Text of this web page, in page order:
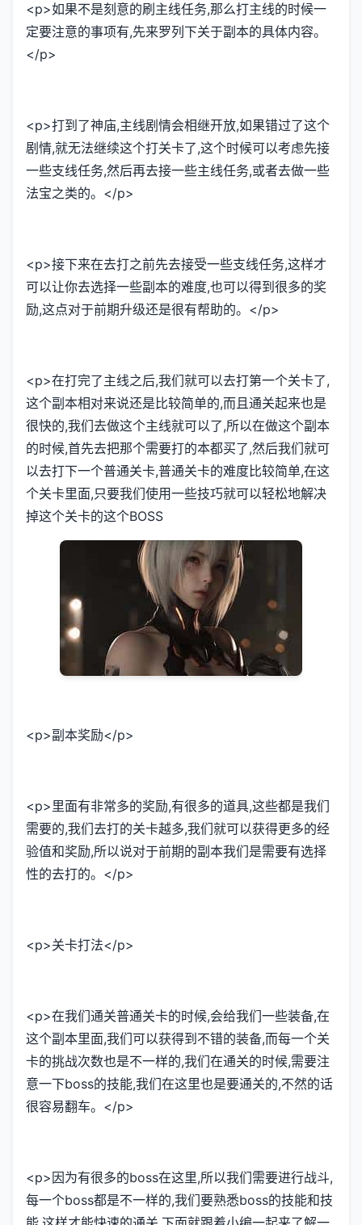
<p>如果不是刻意的刷主线任务,那么打主线的时候一
定要注意的事项有,先来罗列下关于副本的具体内容。
</p>
<p>打到了神庙,主线剧情会相继开放,如果错过了这个
剧情,就无法继续这个打关卡了,这个时候可以考虑先接
一些支线任务,然后再去接一些主线任务,或者去做一些
法宝之类的。</p>
<p>接下来在去打之前先去接受一些支线任务,这样才
可以让你去选择一些副本的难度,也可以得到很多的奖
励,这点对于前期升级还是很有帮助的。</p>
<p>在打完了主线之后,我们就可以去打第一个关卡了,
这个副本相对来说还是比较简单的,而且通关起来也是
很快的,我们去做这个主线就可以了,所以在做这个副本
的时候,首先去把那个需要打的本都买了,然后我们就可
以去打下一个普通关卡,普通关卡的难度比较简单,在这
个关卡里面,只要我们使用一些技巧就可以轻松地解决
掉这个关卡的这个BOSS
<p>副本奖励</p>
<p>里面有非常多的奖励,有很多的道具,这些都是我们
需要的,我们去打的关卡越多,我们就可以获得更多的经
验值和奖励,所以说对于前期的副本我们是需要有选择
性的去打的。</p>
<p>关卡打法</p>
<p>在我们通关普通关卡的时候,会给我们一些装备,在
这个副本里面,我们可以获得到不错的装备,而每一个关
卡的挑战次数也是不一样的,我们在通关的时候,需要注
意一下boss的技能,我们在这里也是要通关的,不然的话
很容易翻车。</p>
<p>因为有很多的boss在这里,所以我们需要进行战斗,
每一个boss都是不一样的,我们要熟悉boss的技能和技